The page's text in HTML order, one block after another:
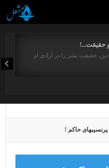
حقیقت...!
حقیقتِ بشر را در آزادی او
حاکم !